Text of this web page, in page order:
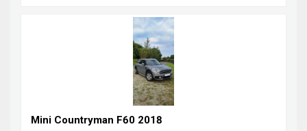
Mini Countryman F60 2018